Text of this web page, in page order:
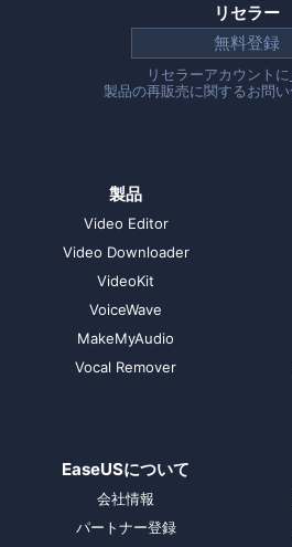
リセラー
無料登録
リセラーアカウントに
製品の再販売に関するお問
製品
Video Editor
Video Downloader
VideoKit
VoiceWave
MakeMyAudio
Vocal Remover
EaseUSについて
会社情報
パートナー登録